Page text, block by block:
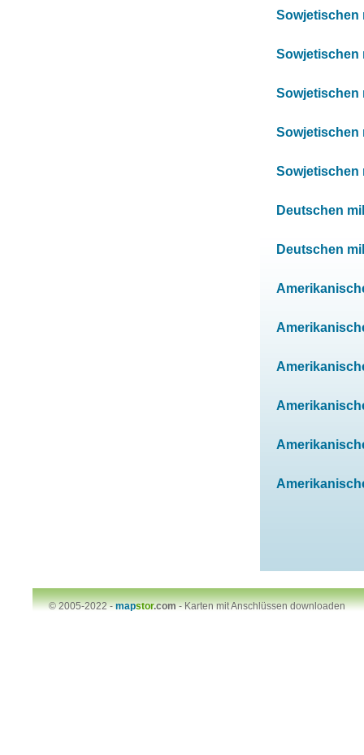
Sowjetischen
Sowjetischen
Sowjetischen
Sowjetischen
Sowjetischen
Deutschen
Deutschen
© 2005-2022 -mapstor.com-Karten mit Anschlüssen downloaden